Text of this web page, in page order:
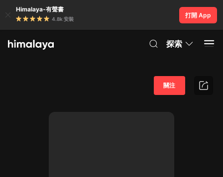
Himalaya-有聲書
4.8k 安裝
打開 App
探索
關注